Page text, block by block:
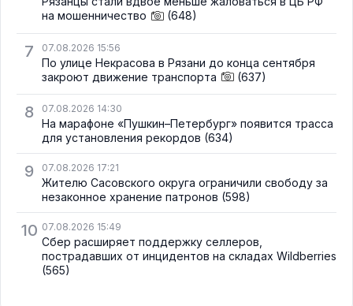
на мошенничество
(648)
7 07.08.2026 15:56
По улице Некрасова в Рязани до конца сентября
закроют движение транспорта
(637)
8 07.08.2026 14:30
На марафоне «Пушкин–Петербург» появится трасса
для установления рекордов (634)
9 07.08.2026 17:21
Жителю Сасовского округа ограничили свободу за
незаконное хранение патронов (598)
10 07.08.2026 15:49
Сбер расширяет поддержку селлеров,
пострадавших от инцидентов на складах Wildberries
(565)